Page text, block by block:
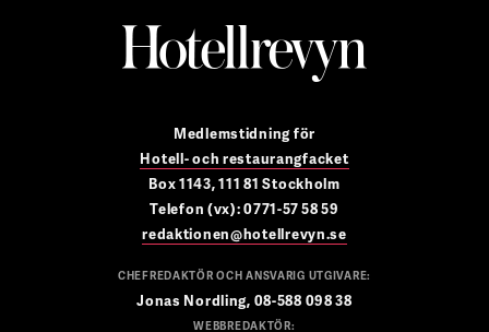
Medlemstidning för
Hotell- och restaurangfacket
Box 1143, 111 81 Stockholm
Telefon (vx): 0771-57 58 59
redaktionen@hotellrevyn.se
CHEFREDAKTÖR OCH ANSVARIG UTGIVARE:
Jonas Nordling, 08-588 098 38
WEBBREDAKTÖR: